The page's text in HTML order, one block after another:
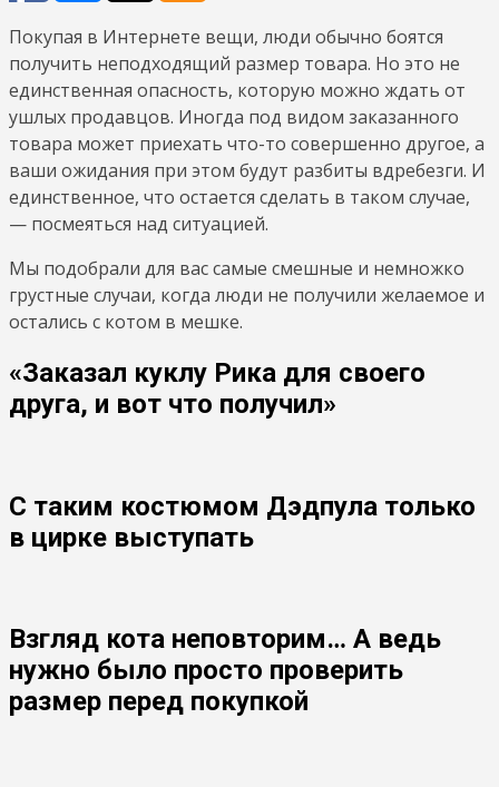
Покупая в Интернете вещи, люди обычно боятся
получить неподходящий размер товара. Но это не
единственная опасность, которую можно ждать от
ушлых продавцов. Иногда под видом заказанного
товара может приехать что-то совершенно другое, а
ваши ожидания при этом будут разбиты вдребезги. И
единственное, что остается сделать в таком случае,
— посмеяться над ситуацией.
Мы подобрали для вас самые смешные и немножко
грустные случаи, когда люди не получили желаемое и
остались с котом в мешке.
«Заказал куклу Рика для своего
друга, и вот что получил»
С таким костюмом Дэдпула только
в цирке выступать
Взгляд кота неповторим… А ведь
нужно было просто проверить
размер перед покупкой